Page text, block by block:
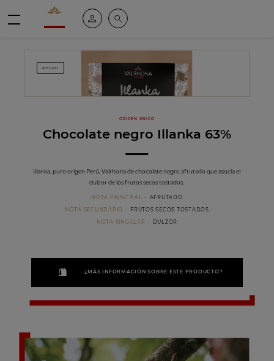
Valrhona - Imaginons le meilleur du chocolat
Mi cuentaBuscar
NEGRO
ORIGEN ÚNICO
Chocolate negro Illanka 63%
Illanka, puro origen Perú, Valrhona de chocolate negro afrutado que asocia el
dulzor de los frutos secos tostados.
NOTA PRINCIPAL AFRUTADO
NOTA SECUNDARIO FRUTOS SECOS TOSTADOS
NOTA SINGULAR DULZOR
¿MÁS INFORMACIÓN SOBRE ESTE PRODUCTO?